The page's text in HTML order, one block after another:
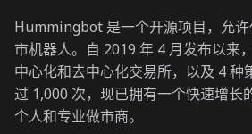
Hummingbot 是一个开源项目，允
市机器人。自 2019 年 4 月发布以来
中心化和去中心化交易所，以及 4 种
过 1,000 次，现已拥有一个快速增长
个人和专业做市商。